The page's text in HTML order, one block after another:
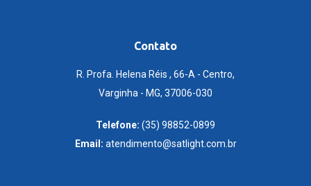
Contato
R. Profa. Helena Réis , 66-A - Centro,
Varginha - MG, 37006-030
Telefone: (35) 98852-0899
Email: atendimento@satlight.com.br